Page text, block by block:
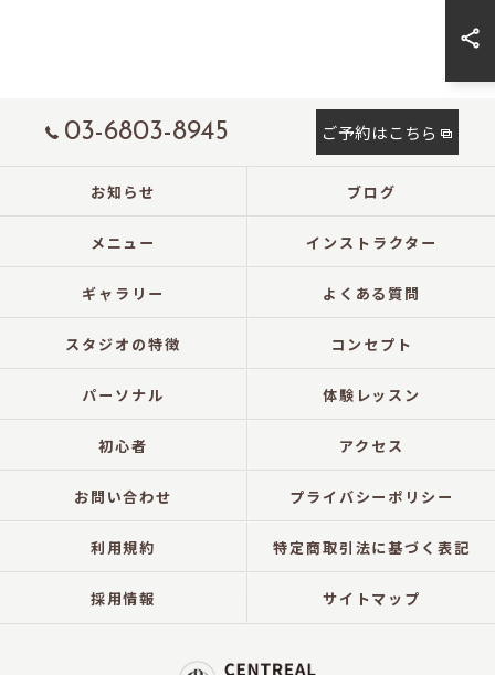
03-6803-8945 ご予約はこちら
お知らせ ブログ
メニュー インストラクター
ギャラリー よくある質問
スタジオの特徴 コンセプト
パーソナル 体験レッスン
初心者 アクセス
お問い合わせ プライバシーポリシー
利用規約 特定商取引法に基づく表記
採用情報 サイトマップ